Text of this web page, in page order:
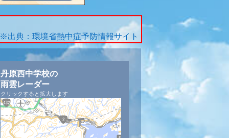
※出典：環境省熱中症予防情報サイト
丹原西中学校の
雨雲レーダー
クリックすると拡大します